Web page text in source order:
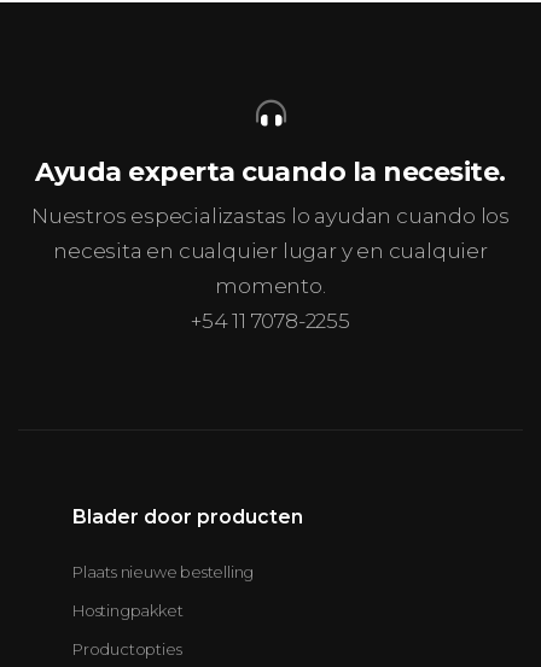
Ayuda experta cuando la necesite.
Nuestros especializastas lo ayudan cuando los
necesita en cualquier lugar y en cualquier
momento.
+54 11 7078-2255
Blader door producten
Plaats nieuwe bestelling
Hostingpakket
Productopties